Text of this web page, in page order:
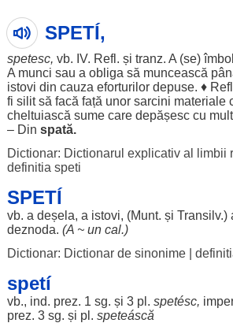
SPETÍ,
spetesc, vb. IV. Refl. și tranz. A (se)
A munci sau a obliga să muncească
istovi din cauza eforturilor depuse. ♦
fi silitsă facă față unor sarcini materiale
cheltuiască sumecare depășesccu mult
– Din spată.
Dictionar: Dictionarul explicativ al limbii
definitia speti
SPETÍ
vb. a deșela, a istovi, (Munt. și Transilv.)
deznoda. (A ~ un cal.)
Dictionar: Dictionar de sinonime|
spetí
vb., ind. prez. 1 sg. și 3 pl. spetésc,
prez. 3 sg. și pl. speteáscă